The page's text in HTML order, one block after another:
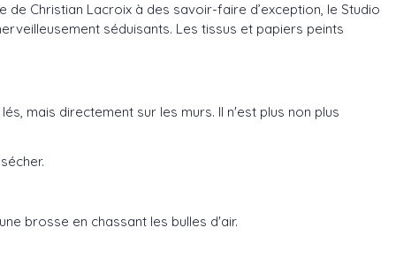
Christian Lacroix à des savoir-faire d’exception, le Studio
séduisants. Les tissus et papiers peints
mais directement sur les murs. Il n'est plus non plus
brosse en chassant les bulles d'air.